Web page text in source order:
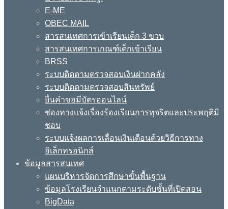
E-ME
OBEC MAIL
สารสนเทศการเข้าเรียนเด็ก 3 ขวบ
สารสนเทศการเกณฑ์เด็กเข้าเรียน
BRSS
ระบบติดตามตรวจสอบเงินฝากคลัง
ระบบติดตามตรวจสอบสินทรัพย์
ยื่นคำขอมีบัตรออนไลน์
ช่องทางแจ้งเรื่องร้องเรียนการทุจริตและประพฤติมิ
ชอบ
ระบบแจ้งผลการเลื่อนเงินเดือนด้วยวิธีการทาง
อิเล็กทรอนิกส์
ข้อมูลสารสนเทศ
แผนบริหารจัดการศึกษาขั้นพื้นฐาน
ข้อมูลโรงเรียนจำแนกตามระดับชั้นที่เปิดสอน
BigData